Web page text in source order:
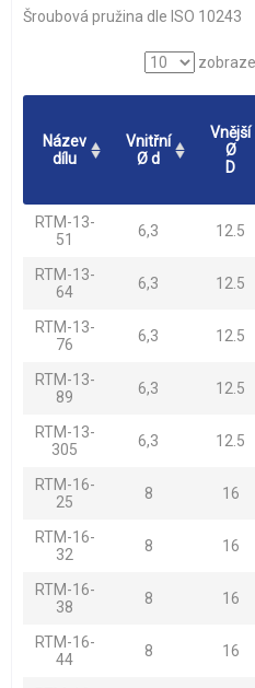
Šroubová pružina dle ISO 10243
Název
dílu
Vnitřní
Ø d
Vnější
Ø
D
RTM-13-
51
6,3 12.5
RTM-13-
64
6,3 12.5
RTM-13-
76
6,3 12.5
RTM-13-
89
6,3 12.5
RTM-13-
305
6,3 12.5
RTM-16-
25
8 16
RTM-16-
32
8 16
RTM-16-
38
8 16
RTM-16-
44
8 16